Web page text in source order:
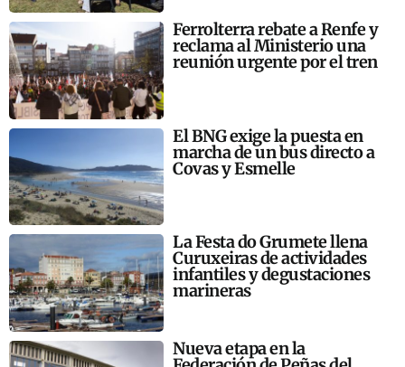
Ferrolterra rebate a Renfe y
reclama al Ministerio una
reunión urgente por el tren
El BNG exige la puesta en
marcha de un bus directo a
Covas y Esmelle
La Festa do Grumete llena
Curuxeiras de actividades
infantiles y degustaciones
marineras
Nueva etapa en la